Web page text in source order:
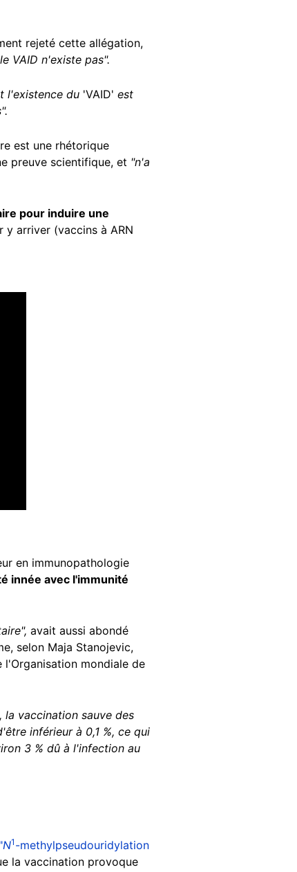
rejeté cette allégation,
VAID n'existe pas".
l'existence du 'VAID' est
est une rhétorique
preuve scientifique, et "n'a
pour induire une
y arriver (vaccins à ARN
en immunopathologie
innée avec l'immunité
avait aussi abondé
selon Maja Stanojevic,
mondiale de
la vaccination sauve des
inférieur à 0,1 %, ce qui
3 % dû à l'infection au
"N1 -methylpseudouridylation
la vaccination provoque